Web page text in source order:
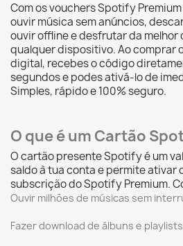
Com os vouchers Spotify
ouvir música sem anúncios,
ouvir offline e desfrutar da melhor
qualquer dispositivo. Ao comprar
digital, recebes o código
segundos e podes ativá-lo de
Simples, rápido e 100% seguro.
O que é um Cartão
O cartão presente Spotify é um
saldo à tua conta e permite ativar
subscrição do Spotify Premium.
Ouvir milhões de músicas sem
Fazer download de álbuns e